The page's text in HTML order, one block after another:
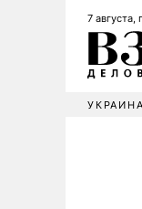
7 августа,
УКРАИНА